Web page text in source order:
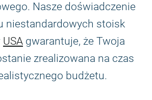
Nasze doświadczenie
niestandardowych stoisk
USA gwarantuje, że Twoja
zrealizowana na czas
budżetu.